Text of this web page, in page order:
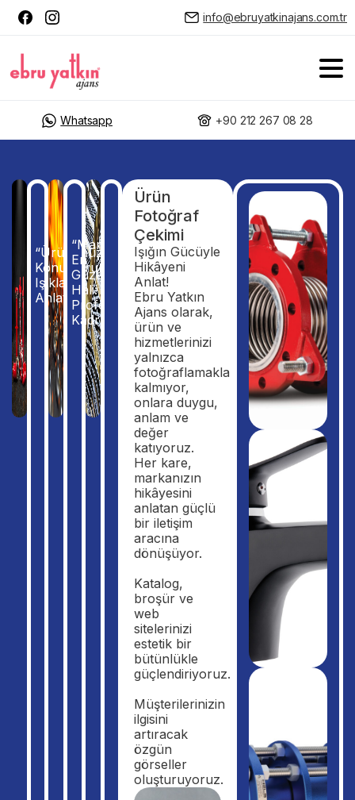
info@ebruyatkinajans.com.tr
Whatsapp +90 212 267 08 28
“Ürününüzü
Konuşturun,
Işıkla
Anlatın.”
“Markanızın
En
Güzel
Hali:
Profesyonel
Kadrajda.”
Ürün
Fotoğraf
Çekimi
Işığın Gücüyle
Hikâyeni
Anlat!
Ebru Yatkın
Ajans olarak,
ürün ve
hizmetlerinizi
yalnızca
fotoğraflamakla
kalmıyor,
onlara duygu,
anlam ve
değer
katıyoruz.
Her kare,
markanızın
hikâyesini
anlatan güçlü
bir iletişim
aracına
dönüşüyor.
Katalog,
broşür ve
web
sitelerinizi
estetik bir
bütünlükle
güçlendiriyoruz.
Müşterilerinizin
ilgisini
artıracak
özgün
görseller
oluşturuyoruz.